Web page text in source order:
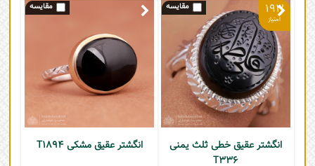
193
انگشتر عقیق خطی ثلث یمنی
T336
انگشتر عقیق مشکی T1894